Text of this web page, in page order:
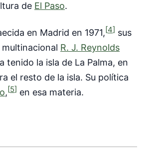
de El Paso.
en Madrid en 1971, [4] sus
R. J. Reynolds
tenido la isla de La Palma, en
el resto de la isla. Su política
, [5] en esa materia.